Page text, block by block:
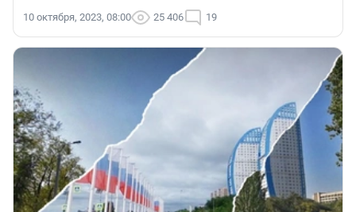
10 октября, 2023, 08:00 25 406 19